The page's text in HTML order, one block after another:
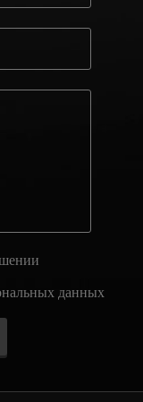
данных